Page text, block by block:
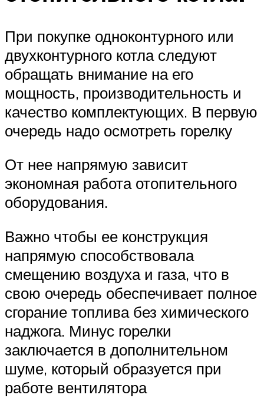
При покупке одноконтурного или
двухконтурного котла следуют
обращать внимание на его
мощность, производительность и
качество комплектующих. В первую
очередь надо осмотреть горелку
От нее напрямую зависит
экономная работа отопительного
оборудования.
Важно чтобы ее конструкция
напрямую способствовала
смещению воздуха и газа, что в
свою очередь обеспечивает полное
сгорание топлива без химического
наджога. Минус горелки
заключается в дополнительном
шуме, который образуется при
работе вентилятора